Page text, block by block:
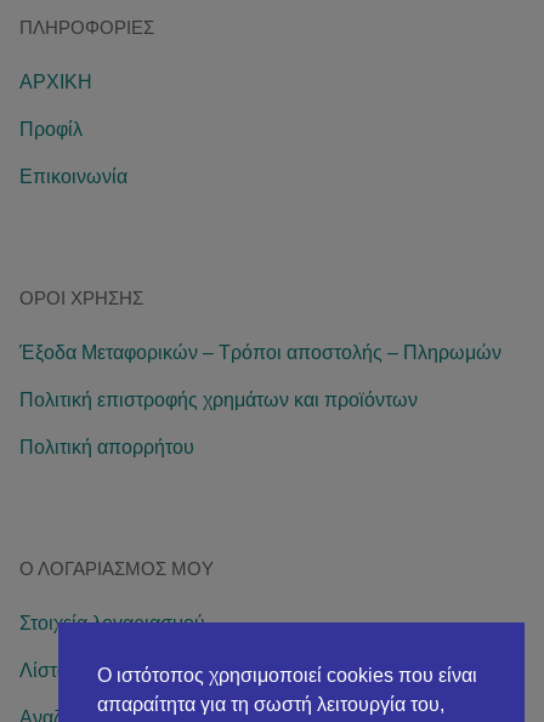
ΠΛΗΡΟΦΟΡΊΕΣ
ΑΡΧΙΚΗ
Προφίλ
Επικοινωνία
ΌΡΟΙ ΧΡΉΣΗΣ
Έξοδα Μεταφορικών – Τρόποι αποστολής – Πληρωμών
Πολιτική επιστροφής χρημάτων και προϊόντων
Πολιτική απορρήτου
Ο ΛΟΓΑΡΙΑΣΜΌΣ ΜΟΥ
Στοιχεία λογαριασμού
Λίστα επιθυμιώνΟ ιστότοπος χρησιμοποιεί cookies που είναι
απαραίτητα για τη σωστή λειτουργία του,